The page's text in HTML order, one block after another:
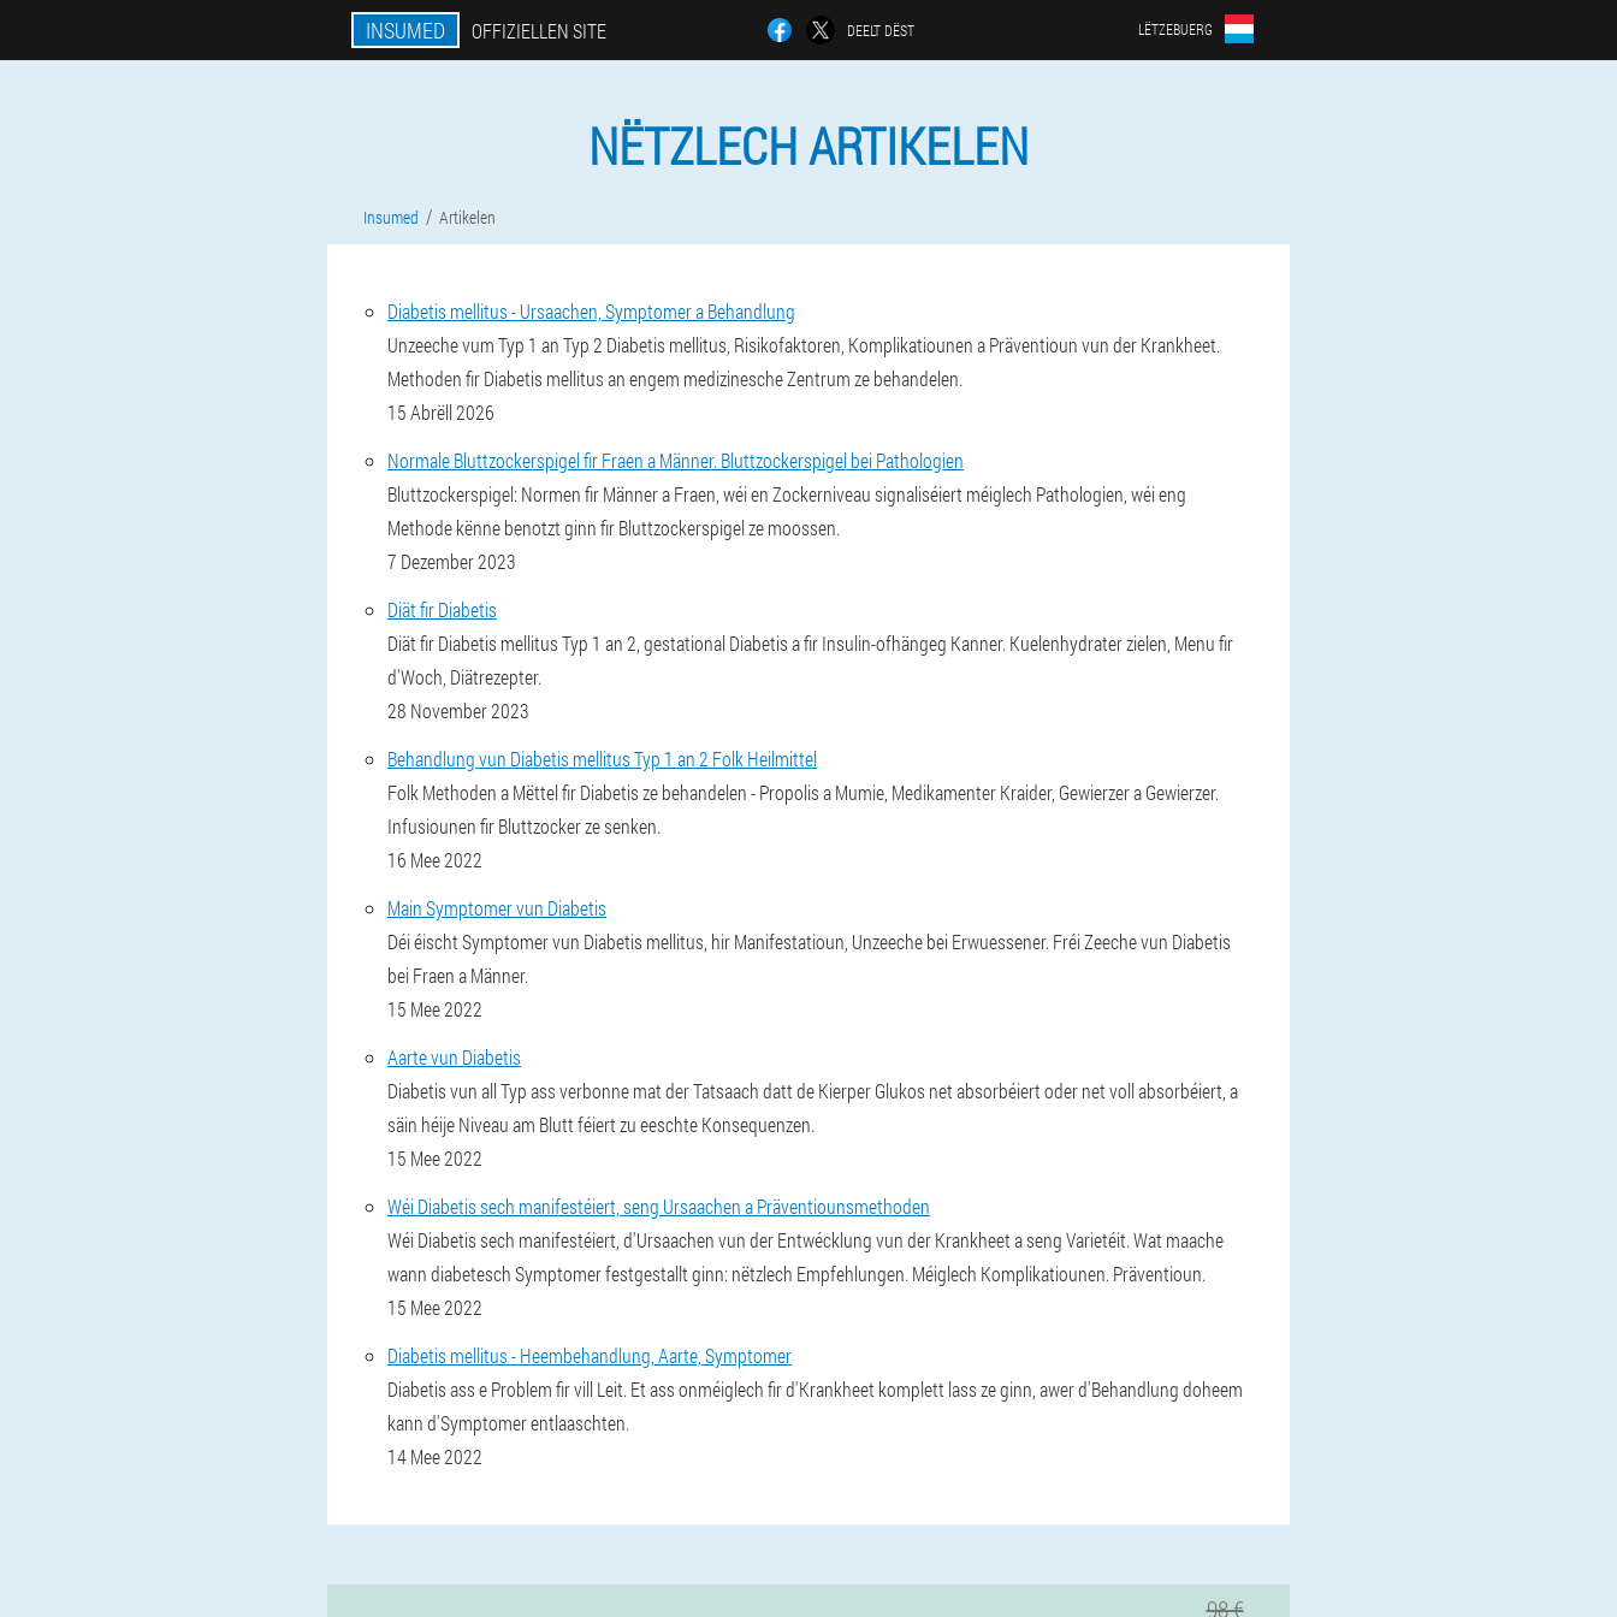
INSUMED OFFIZIELLEN SITE DEELT DËST LËTZEBUERG
NËTZLECH ARTIKELEN
Insumed Artikelen
Diabetis mellitus - Ursaachen, Symptomer a Behandlung
Unzeeche vum Typ 1 an Typ 2 Diabetis mellitus, Risikofaktoren, Komplikatiounen a Präventioun vun der Krankheet.
Methoden fir Diabetis mellitus an engem medizinesche Zentrum ze behandelen.
15 Abrëll 2026
Normale Bluttzockerspigel fir Fraen a Männer. Bluttzockerspigel bei Pathologien
Bluttzockerspigel: Normen fir Männer a Fraen, wéi en Zockerniveau signaliséiert méiglech Pathologien, wéi eng
Methode kënne benotzt ginn fir Bluttzockerspigel ze moossen.
7 Dezember 2023
Diät fir Diabetis
Diät fir Diabetis mellitus Typ 1 an 2, gestational Diabetis a fir Insulin-ofhängeg Kanner. Kuelenhydrater zielen, Menu fir
d'Woch, Diätrezepter.
28 November 2023
Behandlung vun Diabetis mellitus Typ 1 an 2 Folk Heilmittel
Folk Methoden a Mëttel fir Diabetis ze behandelen - Propolis a Mumie, Medikamenter Kraider, Gewierzer a Gewierzer.
Infusiounen fir Bluttzocker ze senken.
16 Mee 2022
Main Symptomer vun Diabetis
Déi éischt Symptomer vun Diabetis mellitus, hir Manifestatioun, Unzeeche bei Erwuessener. Fréi Zeeche vun Diabetis
bei Fraen a Männer.
15 Mee 2022
Aarte vun Diabetis
Diabetis vun all Typ ass verbonne mat der Tatsaach datt de Kierper Glukos net absorbéiert oder net voll absorbéiert, a
säin héije Niveau am Blutt féiert zu eeschte Konsequenzen.
15 Mee 2022
Wéi Diabetis sech manifestéiert, seng Ursaachen a Präventiounsmethoden
Wéi Diabetis sech manifestéiert, d'Ursaachen vun der Entwécklung vun der Krankheet a seng Varietéit. Wat maache
wann diabetesch Symptomer festgestallt ginn: nëtzlech Empfehlungen. Méiglech Komplikatiounen. Präventioun.
15 Mee 2022
Diabetis mellitus - Heembehandlung, Aarte, Symptomer
Diabetis ass e Problem fir vill Leit. Et ass onméiglech fir d'Krankheet komplett lass ze ginn, awer d'Behandlung doheem
kann d'Symptomer entlaaschten.
14 Mee 2022
98 €